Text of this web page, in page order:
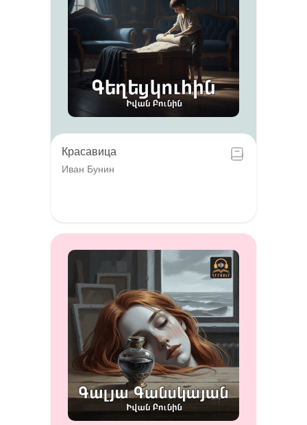
Красавица
Иван Бунин